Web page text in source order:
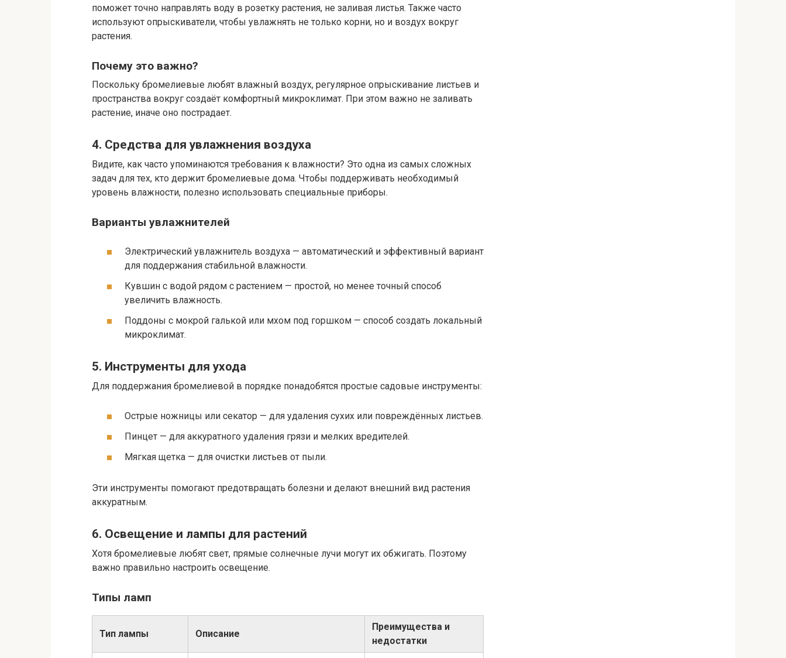
поможет точно направлять воду в розетку растения, не заливая листья. Также часто
используют опрыскиватели, чтобы увлажнять не только корни, но и воздух вокруг
растения.
Почему это важно?
Поскольку бромелиевые любят влажный воздух, регулярное опрыскивание листьев и
пространства вокруг создаёт комфортный микроклимат. При этом важно не заливать
растение, иначе оно пострадает.
4. Средства для увлажнения воздуха
Видите, как часто упоминаются требования к влажности? Это одна из самых сложных
задач для тех, кто держит бромелиевые дома. Чтобы поддерживать необходимый
уровень влажности, полезно использовать специальные приборы.
Варианты увлажнителей
Электрический увлажнитель воздуха — автоматический и эффективный вариант
для поддержания стабильной влажности.
Кувшин с водой рядом с растением — простой, но менее точный способ
увеличить влажность.
Поддоны с мокрой галькой или мхом под горшком — способ создать локальный
микроклимат.
5. Инструменты для ухода
Для поддержания бромелиевой в порядке понадобятся простые садовые инструменты:
Острые ножницы или секатор — для удаления сухих или повреждённых листьев.
Пинцет — для аккуратного удаления грязи и мелких вредителей.
Мягкая щетка — для очистки листьев от пыли.
Эти инструменты помогают предотвращать болезни и делают внешний вид растения
аккуратным.
6. Освещение и лампы для растений
Хотя бромелиевые любят свет, прямые солнечные лучи могут их обжигать. Поэтому
важно правильно настроить освещение.
Типы ламп
Тип лампы Описание
Преимущества и
недостатки